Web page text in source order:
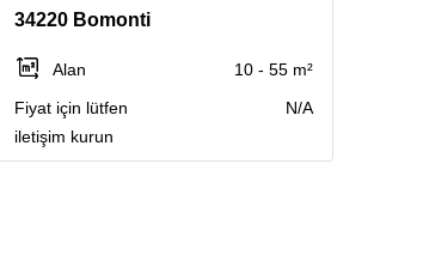
34220 Bomonti
Alan
10 - 55 m²
Fiyat için lütfen
iletişim kurun
N/A